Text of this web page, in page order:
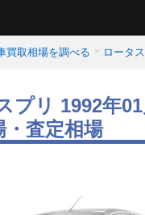
買取相場を調べる ロータス
プリ 1992年
・査定相場